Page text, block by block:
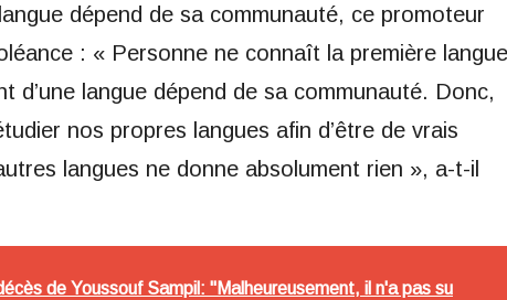
dépend de sa communauté, ce promoteur
: « Personne ne connaît la première langue
d’une langue dépend de sa communauté. Donc,
nos propres langues afin d’être de vrais
langues ne donne absolument rien », a-t-il
de Youssouf Sampil: "Malheureusement, il n'a pas su